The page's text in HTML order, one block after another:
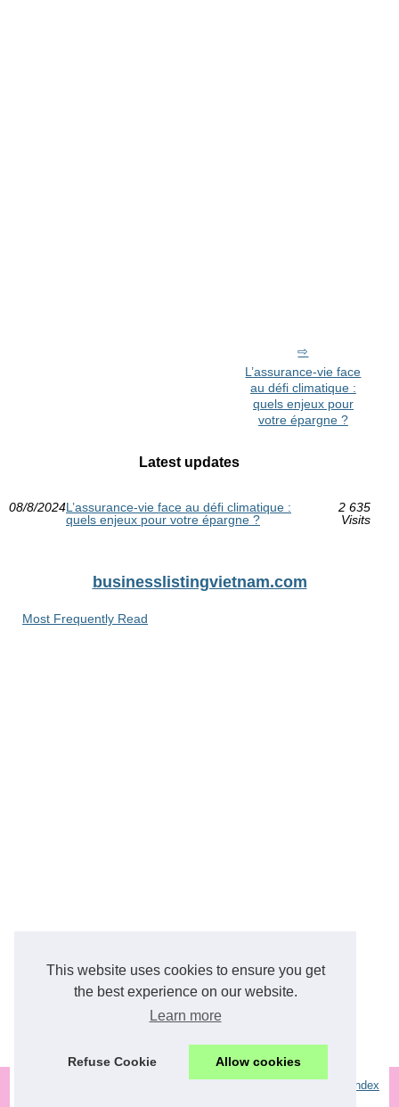
This website uses cookies to ensure you get
the best experience on our website.
Learn more
Refuse Cookie Allow cookies
L’assurance-vie face
au défi climatique :
quels enjeux pour
votre épargne ?
Latest updates
08/8/2024L’assurance-vie face au défi climatique :
quels enjeux pour votre épargne ?
2 635
Visits
businesslistingvietnam.com
Most Frequently Read
L’assurance-vie face au...
Site Index